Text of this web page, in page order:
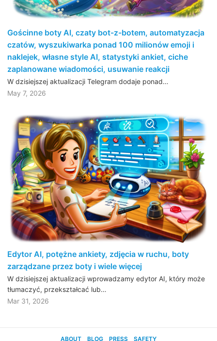
Gościnne boty AI, czaty bot-z-botem, automatyzacja
czatów, wyszukiwarka ponad 100 milionów emoji i
naklejek, własne style AI, statystyki ankiet, ciche
zaplanowane wiadomości, usuwanie reakcji
W dzisiejszej aktualizacji Telegram dodaje ponad…
May 7, 2026
Edytor AI, potężne ankiety, zdjęcia w ruchu, boty
zarządzane przez boty i wiele więcej
W dzisiejszej aktualizacji wprowadzamy edytor AI, który może
tłumaczyć, przekształcać lub…
Mar 31, 2026
ABOUT BLOG PRESS SAFETY